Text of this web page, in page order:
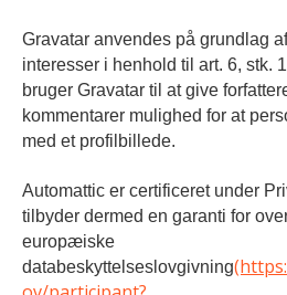
Gravatar anvendes på grundlag
interesser i henhold til art. 6, stk.
bruger Gravatar til at give
kommentarer mulighed for at
med et profilbillede.
Automattic er certificeret under
tilbyder dermed en garanti for
europæiske
databeskyttelseslovgivning